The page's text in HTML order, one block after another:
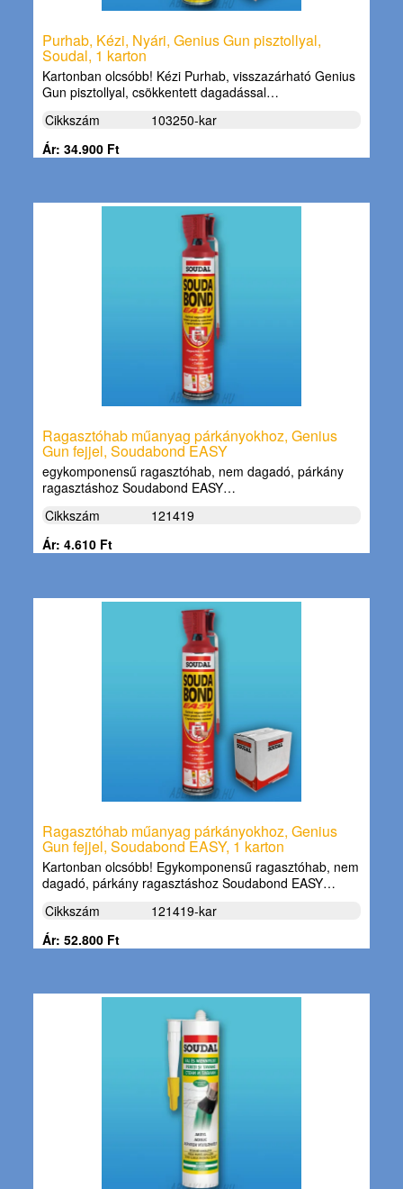
Purhab, Kézi, Nyári, Genius Gun pisztollyal,
Soudal, 1 karton
Kartonban olcsóbb! Kézi Purhab, visszazárható Genius
Gun pisztollyal, csökkentett dagadással…
Cikkszám
103250-kar
Ár: 34.900 Ft
Ragasztóhab műanyag párkányokhoz, Genius
Gun fejjel, Soudabond EASY
egykomponensű ragasztóhab, nem dagadó, párkány
ragasztáshoz Soudabond EASY…
Cikkszám
121419
Ár: 4.610 Ft
Ragasztóhab műanyag párkányokhoz, Genius
Gun fejjel, Soudabond EASY, 1 karton
Kartonban olcsóbb! Egykomponensű ragasztóhab, nem
dagadó, párkány ragasztáshoz Soudabond EASY…
Cikkszám
121419-kar
Ár: 52.800 Ft